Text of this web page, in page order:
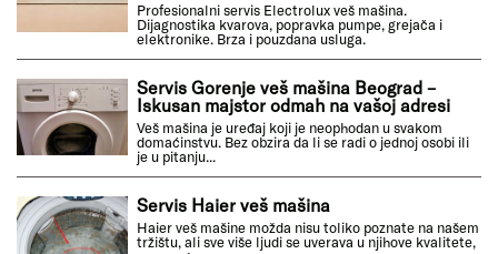
Profesionalni servis Electrolux veš mašina.
Dijagnostika kvarova, popravka pumpe, grejača i
elektronike. Brza i pouzdana usluga.
Servis Gorenje veš mašina Beograd –
Iskusan majstor odmah na vašoj adresi
Veš mašina je uređaj koji je neophodan u svakom
domaćinstvu. Bez obzira da li se radi o jednoj osobi ili
je u pitanju...
Servis Haier veš mašina
Haier veš mašine možda nisu toliko poznate na našem
tržištu, ali sve više ljudi se uverava u njihove kvalitete,